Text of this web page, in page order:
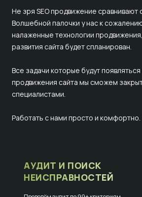
Не зря SEO продвижение сравнивают
Волшебной палочки у нас к
налаженные технологии
развития сайта будет спланирован.
Все задачи которые будут
продвижения сайта мы сможем
специалистами.
Работать с нами просто и комфортно.
АУДИТ И ПОИСК
НЕИСПРАВНОСТЕЙ